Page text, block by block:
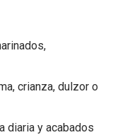
crianza, dulzor o
diaria y acabados